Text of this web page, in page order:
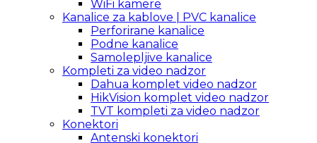
WiFi kamere
Kanalice za kablove | PVC kanalice
Perforirane kanalice
Podne kanalice
Samolepljive kanalice
Kompleti za video nadzor
Dahua komplet video nadzor
HikVision komplet video nadzor
TVT kompleti za video nadzor
Konektori
Antenski konektori